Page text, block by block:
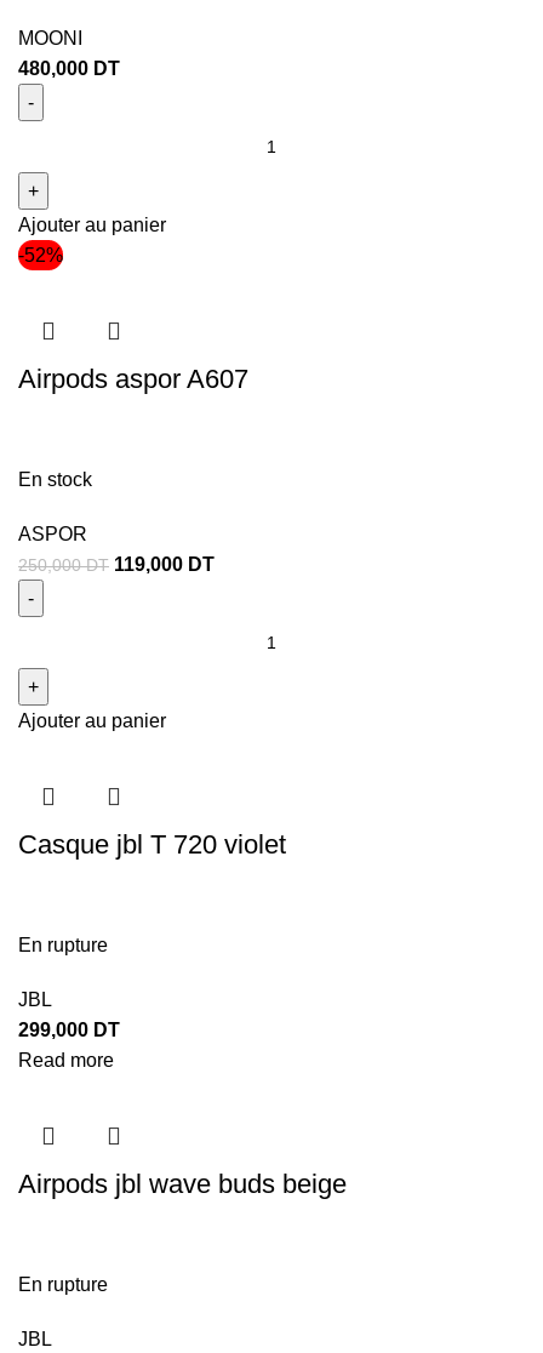
MOONI
480,000 DT
Ajouter au panier
-52%
Airpods aspor A607
En stock
ASPOR
250,000DT 119,000 DT
Ajouter au panier
Casque jbl T 720 violet
En rupture
JBL
299,000 DT
Read more
Airpods jbl wave buds beige
En rupture
JBL